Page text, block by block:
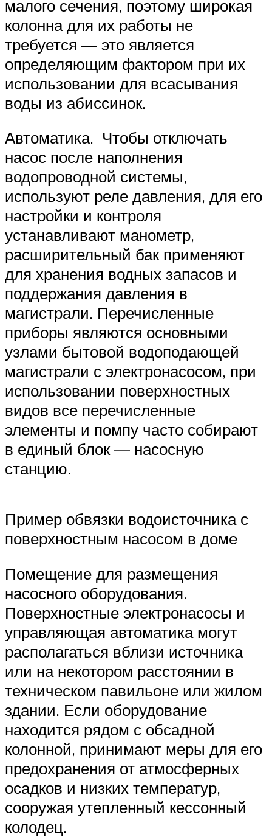
малого сечения, поэтому широкая
колонна для их работы не
требуется — это является
определяющим фактором при их
использовании для всасывания
воды из абиссинок.
Автоматика. Чтобы отключать
насос после наполнения
водопроводной системы,
используют реле давления, для его
настройки и контроля
устанавливают манометр,
расширительный бак применяют
для хранения водных запасов и
поддержания давления в
магистрали. Перечисленные
приборы являются основными
узлами бытовой водоподающей
магистрали с электронасосом, при
использовании поверхностных
видов все перечисленные
элементы и помпу часто собирают
в единый блок — насосную
станцию.
Пример обвязки водоисточника с
поверхностным насосом в доме
Помещение для размещения
насосного оборудования.
Поверхностные электронасосы и
управляющая автоматика могут
располагаться вблизи источника
или на некотором расстоянии в
техническом павильоне или жилом
здании. Если оборудование
находится рядом с обсадной
колонной, принимают меры для его
предохранения от атмосферных
осадков и низких температур,
сооружая утепленный кессонный
колодец.